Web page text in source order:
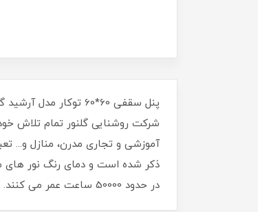
شرکت روشنایی گلنور تمام تلاش
آموزشی و تجاری مدرن، منازل و...
ذکر شده است و دمای رنگ نور های
در حدود 50000 ساعت عمر می کنند. این محصول دارای گارانتی 5 ساله شرکت گلنور می باشد.